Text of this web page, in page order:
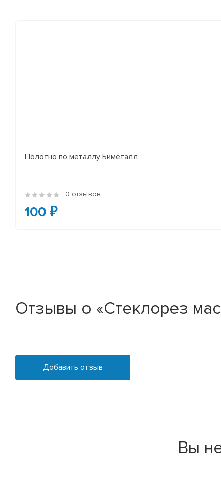
Полотно по металлу Биметалл
0 отзывов
100 ₽
Отзывы о «Стеклорез
Добавить отзыв
Вы